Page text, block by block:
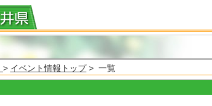
> イベント情報トップ> 一覧